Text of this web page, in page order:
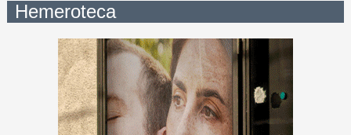
Hemeroteca